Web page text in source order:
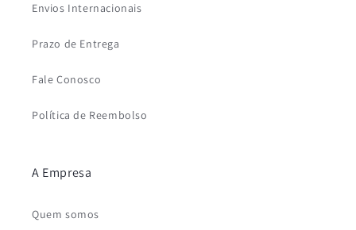
Envios Internacionais
Prazo de Entrega
Fale Conosco
Política de Reembolso
A Empresa
Quem somos